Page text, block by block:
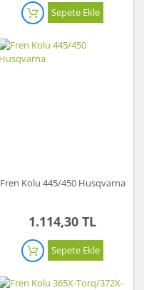
Sepete Ekle
Fren Kolu 445/450 Husqvarna
1.114,30 TL
Sepete Ekle